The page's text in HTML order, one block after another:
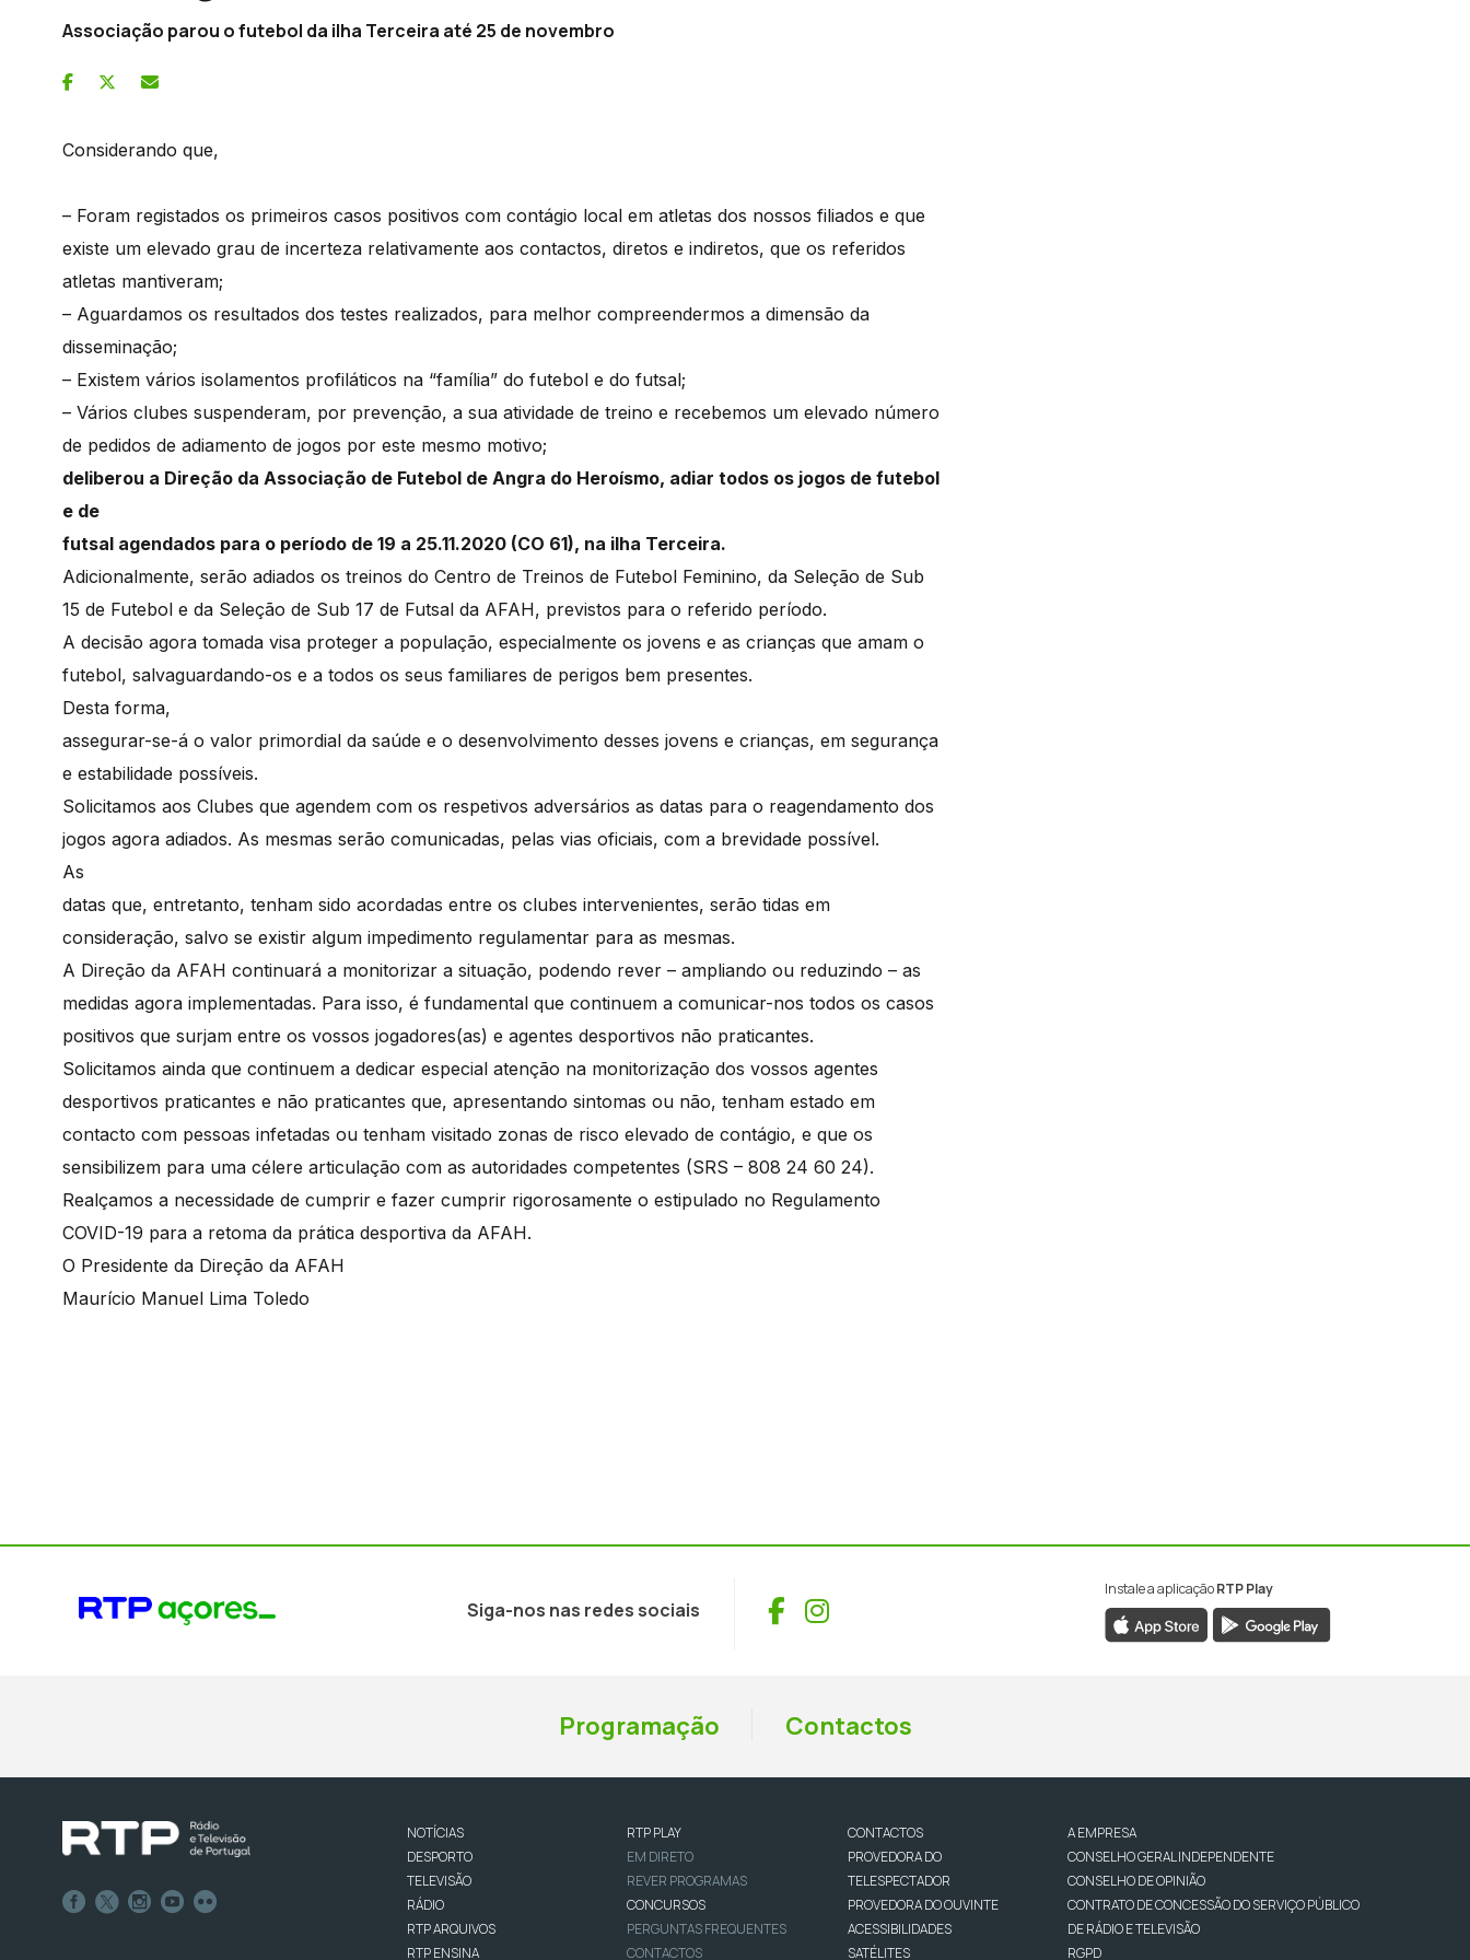
Associação parou o futebol da ilha Terceira até 25 de novembro
Considerando que,
– Foram registados os primeiros casos positivos com contágio local em atletas dos nossos filiados e que
existe um elevado grau de incerteza relativamente aos contactos, diretos e indiretos, que os referidos
atletas mantiveram;
– Aguardamos os resultados dos testes realizados, para melhor compreendermos a dimensão da
disseminação;
– Existem vários isolamentos profiláticos na “família” do futebol e do futsal;
– Vários clubes suspenderam, por prevenção, a sua atividade de treino e recebemos um elevado número
de pedidos de adiamento de jogos por este mesmo motivo;
deliberou a Direção da Associação de Futebol de Angra do Heroísmo, adiar todos os jogos de futebol
e de
futsal agendados para o período de 19 a 25.11.2020 (CO 61), na ilha Terceira.
Adicionalmente, serão adiados os treinos do Centro de Treinos de Futebol Feminino, da Seleção de Sub
15 de Futebol e da Seleção de Sub 17 de Futsal da AFAH, previstos para o referido período.
A decisão agora tomada visa proteger a população, especialmente os jovens e as crianças que amam o
futebol, salvaguardando-os e a todos os seus familiares de perigos bem presentes.
Desta forma,
assegurar-se-á o valor primordial da saúde e o desenvolvimento desses jovens e crianças, em segurança
e estabilidade possíveis.
Solicitamos aos Clubes que agendem com os respetivos adversários as datas para o reagendamento dos
jogos agora adiados. As mesmas serão comunicadas, pelas vias oficiais, com a brevidade possível.
As
datas que, entretanto, tenham sido acordadas entre os clubes intervenientes, serão tidas em
consideração, salvo se existir algum impedimento regulamentar para as mesmas.
A Direção da AFAH continuará a monitorizar a situação, podendo rever – ampliando ou reduzindo – as
medidas agora implementadas. Para isso, é fundamental que continuem a comunicar-nos todos os casos
positivos que surjam entre os vossos jogadores(as) e agentes desportivos não praticantes.
Solicitamos ainda que continuem a dedicar especial atenção na monitorização dos vossos agentes
desportivos praticantes e não praticantes que, apresentando sintomas ou não, tenham estado em
contacto com pessoas infetadas ou tenham visitado zonas de risco elevado de contágio, e que os
sensibilizem para uma célere articulação com as autoridades competentes (SRS – 808 24 60 24).
Realçamos a necessidade de cumprir e fazer cumprir rigorosamente o estipulado no Regulamento
COVID-19 para a retoma da prática desportiva da AFAH.
O Presidente da Direção da AFAH
Maurício Manuel Lima Toledo
Siga-nos nas redes sociais Facebook
Instagram
Instale a aplicaçãoRTP Play
Programação Contactos
NOTÍCIAS
DESPORTO
TELEVISÃO
RÁDIO
RTP ARQUIVOS
RTP ENSINA
RTP PLAY
EM DIRETO
REVER PROGRAMAS
CONCURSOS
PERGUNTAS FREQUENTES
CONTACTOS
CONTACTOS
PROVEDORA DO
TELESPECTADOR
PROVEDORA DO OUVINTE
ACESSIBILIDADES
SATÉLITES
A EMPRESA
CONSELHO GERAL INDEPENDENTE
CONSELHO DE OPINIÃO
CONTRATO DE CONCESSÃO DO SERVIÇO PÚBLICO
DE RÁDIO E TELEVISÃO
RGPD